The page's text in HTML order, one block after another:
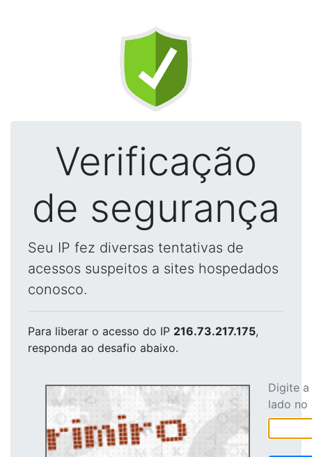
Verificação
de segurança
Seu IP fez diversas tentativas de
acessos suspeitos a sites hospedados
conosco.
Para liberar o acesso do IP 216.73.217.175,
responda ao desafio abaixo.
Digite
lado no